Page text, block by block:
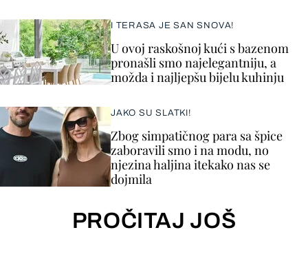
I TERASA JE SAN SNOVA!
U ovoj raskošnoj kući s bazenom
pronašli smo najelegantniju, a
možda i najljepšu bijelu kuhinju
JAKO SU SLATKI!
Zbog simpatičnog para sa špice
zaboravili smo i na modu, no
njezina haljina itekako nas se
dojmila
PROČITAJ JOŠ